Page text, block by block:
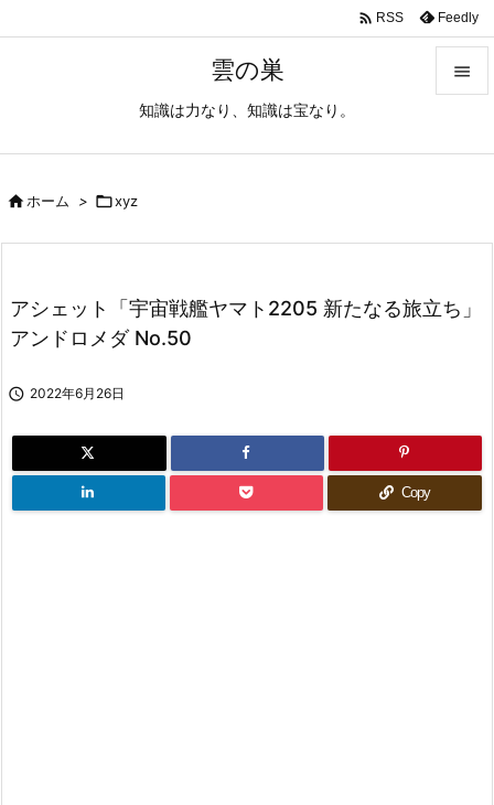
雲の巣
知識は力なり、知識は宝なり。

次へ
 RSS Feedly
ホーム > xyz
アシェット「宇宙戦艦ヤマト2205 新たなる旅立ち」
アンドロメダ No.50
 2022年6月26日
Copy